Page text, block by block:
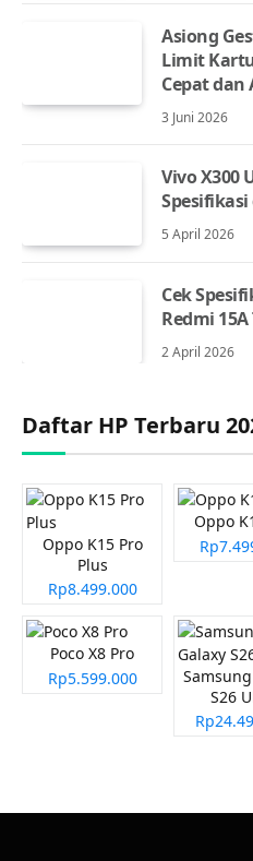
Asiong
Limit
Cepat dan
3 Juni 2026
Vivo X300
5 April 2026
Cek
Redmi
2 April 2026
Daftar HP Terbaru
Oppo K15 Pro
Plus
Rp8.499.000
Oppo
Poco X8 Pro
Rp5.599.000
S26